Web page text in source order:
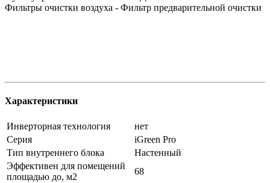
Фильтры очистки воздуха - Фильтр предварительной очистки
Характеристики
Инверторная технология
нет
Серия
iGreen Pro
Тип внутреннего блока
Настенный
Эффективен для помещений
площадью до, м2
68